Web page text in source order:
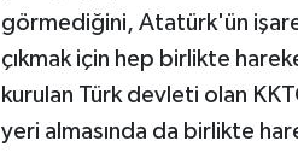
görmediğini, Atatürk'ün
çıkmak için hep birlikte
kurulan Türk devleti olan
yeri almasında da birlikte